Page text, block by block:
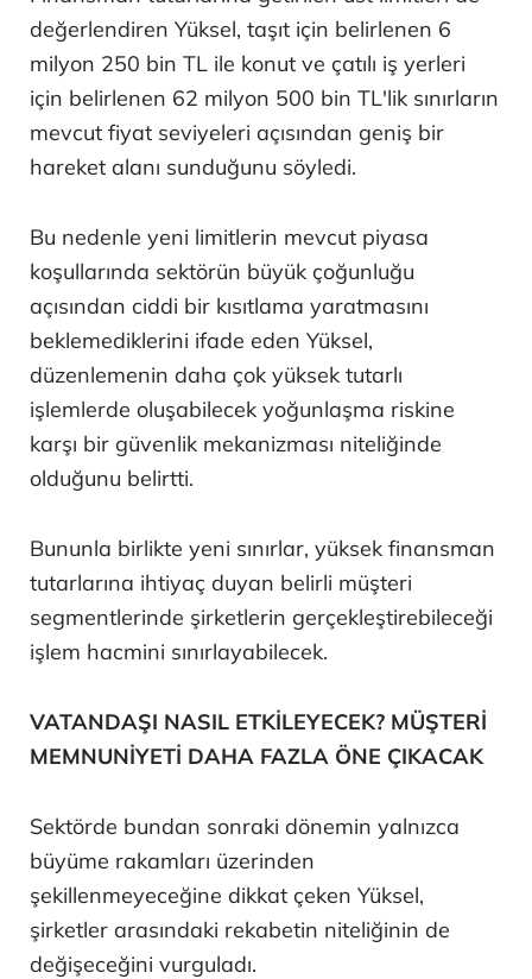
değerlendiren Yüksel, taşıt için belirlenen 6
milyon 250 bin TL ile konut ve çatılı iş yerleri
için belirlenen 62 milyon 500 bin TL'lik sınırların
mevcut fiyat seviyeleri açısından geniş bir
hareket alanı sunduğunu söyledi.
Bu nedenle yeni limitlerin mevcut piyasa
koşullarında sektörün büyük çoğunluğu
açısından ciddi bir kısıtlama yaratmasını
beklemediklerini ifade eden Yüksel,
düzenlemenin daha çok yüksek tutarlı
işlemlerde oluşabilecek yoğunlaşma riskine
karşı bir güvenlik mekanizması niteliğinde
olduğunu belirtti.
Bununla birlikte yeni sınırlar, yüksek finansman
tutarlarına ihtiyaç duyan belirli müşteri
segmentlerinde şirketlerin gerçekleştirebileceği
işlem hacmini sınırlayabilecek.
VATANDAŞI NASIL ETKİLEYECEK? MÜŞTERİ
MEMNUNİYETİ DAHA FAZLA ÖNE ÇIKACAK
Sektörde bundan sonraki dönemin yalnızca
büyüme rakamları üzerinden
şekillenmeyeceğine dikkat çeken Yüksel,
şirketler arasındaki rekabetin niteliğinin de
değişeceğini vurguladı.